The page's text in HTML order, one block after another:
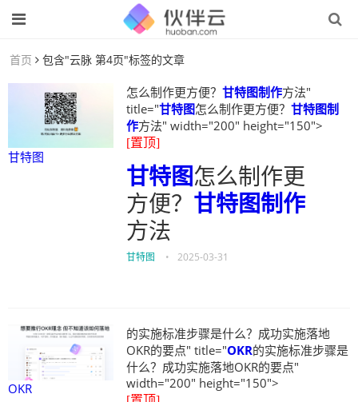
首页 包含"云脉 第4页"标签的文章
甘特图
怎么制作更方便？ 甘特图制作方法"
title="甘特图怎么制作更方便？ 甘特图制
作方法" width="200" height="150">
[置顶]
甘特图怎么制作更
方便？ 甘特图制作
方法
甘特图 • 2025-03-31
OKR
的实施标准步骤是什么？成功实施落地
OKR的要点" title="OKR的实施标准步骤是
什么？成功实施落地OKR的要点"
width="200" height="150">